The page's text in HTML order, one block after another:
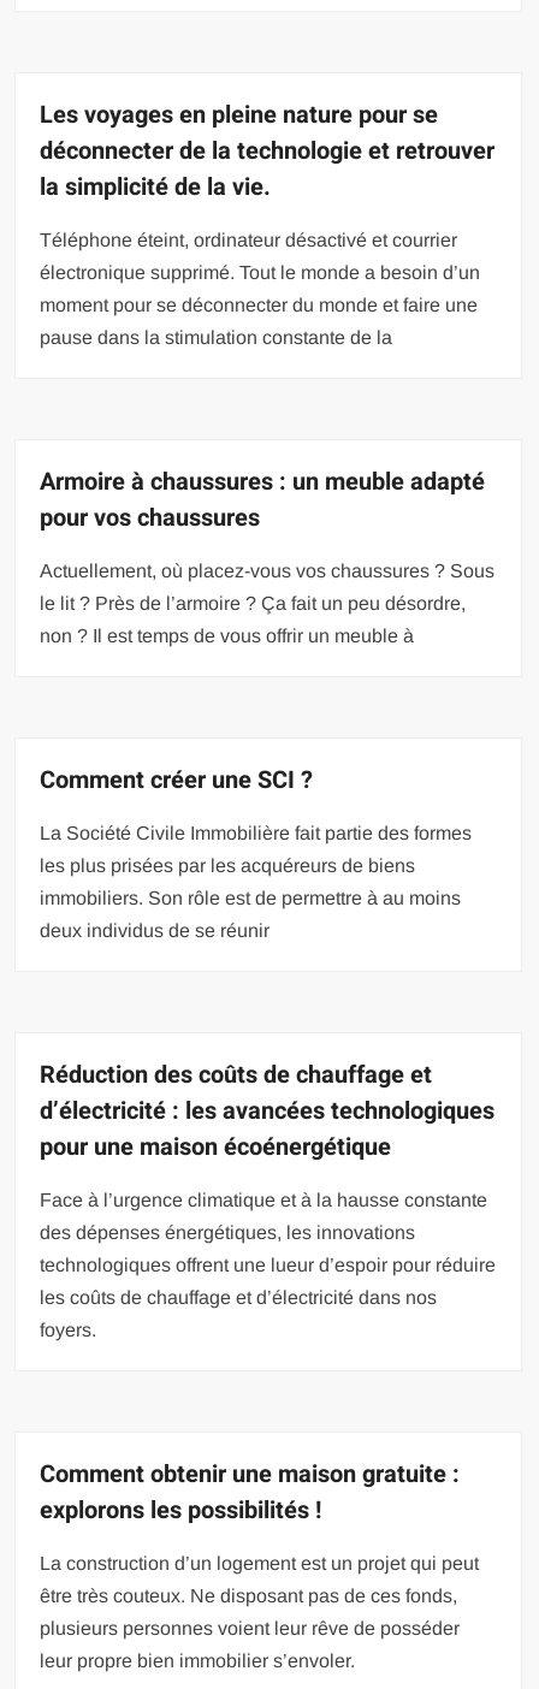
Les voyages en pleine nature pour se
déconnecter de la technologie et retrouver
la simplicité de la vie.
Téléphone éteint, ordinateur désactivé et courrier
électronique supprimé. Tout le monde a besoin d’un
moment pour se déconnecter du monde et faire une
pause dans la stimulation constante de la
Armoire à chaussures : un meuble adapté
pour vos chaussures
Actuellement, où placez-vous vos chaussures ? Sous
le lit ? Près de l’armoire ? Ça fait un peu désordre,
non ? Il est temps de vous offrir un meuble à
Comment créer une SCI ?
La Société Civile Immobilière fait partie des formes
les plus prisées par les acquéreurs de biens
immobiliers. Son rôle est de permettre à au moins
deux individus de se réunir
Réduction des coûts de chauffage et
d’électricité : les avancées technologiques
pour une maison écoénergétique
Face à l’urgence climatique et à la hausse constante
des dépenses énergétiques, les innovations
technologiques offrent une lueur d’espoir pour réduire
les coûts de chauffage et d’électricité dans nos
foyers.
Comment obtenir une maison gratuite :
explorons les possibilités !
La construction d’un logement est un projet qui peut
être très couteux. Ne disposant pas de ces fonds,
plusieurs personnes voient leur rêve de posséder
leur propre bien immobilier s’envoler.